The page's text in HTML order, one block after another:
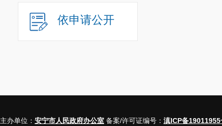
依申请公开
主办单位： 安宁市人民政府办公室 备案/许可证编号： 滇ICP备